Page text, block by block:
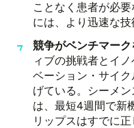
ことなく患者が必
には、より迅速な技
競争がベンチマーク
ィブの挑戦者とイ
ベーション・サイ
げている。シーメ
は、最短4週間で新
リップスはすでに